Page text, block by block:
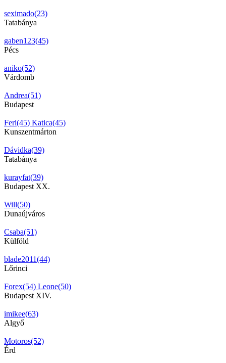
seximado(23)
Tatabánya
gaben123(45)
Pécs
aniko(52)
Várdomb
Andrea(51)
Budapest
Feri(45) Katica(45)
Kunszentmárton
Dávidka(39)
Tatabánya
kurayfat(39)
Budapest XX.
Will(50)
Dunaújváros
Csaba(51)
Külföld
blade2011(44)
Lőrinci
Forex(54) Leone(50)
Budapest XIV.
imikee(63)
Algyő
Motoros(52)
Érd